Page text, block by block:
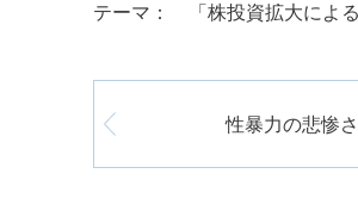
テーマ： 「株投資拡大によ
性暴力の悲惨